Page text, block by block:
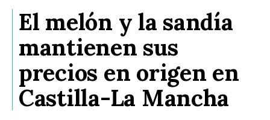
El melón y la sandía
mantienen sus
precios en origen en
Castilla-La Mancha